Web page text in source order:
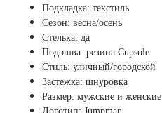
Подкладка: текстиль
Сезон: весна/осень
Стелька: да
Подошва: резина Cupsole
Стиль: уличный/городской
Застежка: шнуровка
Размер: мужские и женские